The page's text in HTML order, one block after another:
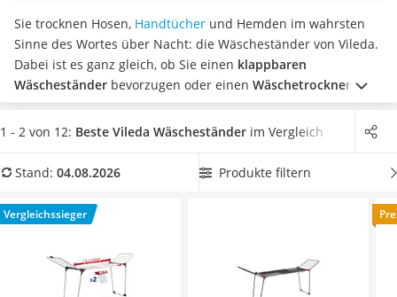
AEG-Waschmaschine
Saug-Wisch-Roboter
Handstaubsauger
Milchaufschäumer
Kondenstrockner
Reiskocher
Tierhaarstaubsauger
Nespresso-Maschine
Messerschärfer
Sie trocknen Hosen, Handtücher und Hemden im wahrsten
Sinne des Wortes über Nacht: die Wäscheständer von Vileda.
Dabei ist es ganz gleich, ob Sie einen klappbaren
Wäscheständer bevorzugen oder einen Wäschetrockner zum
Hängen auf dem Balkonsuchen – die deutsche
Traditionsmarke Vileda hat für jede Wohnsituation den
oder Vergleichstabelle den für Sie bestenWäscheständer mit
beim Wäscheaufhängen. Überzeugt hat uns hier im August
2026 besonders das Modell
1 - 2 von 12: Beste Vileda Wäscheständer im Vergleich
Stand: 04.08.2026 Produkte filtern
Vergleichssieger